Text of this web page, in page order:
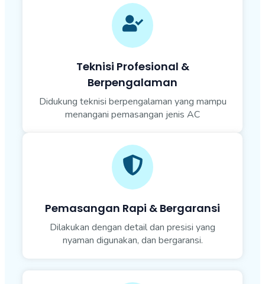
Teknisi Profesional &
Berpengalaman
Didukung teknisi berpengalaman yang mampu
menangani pemasangan jenis AC
Pemasangan Rapi & Bergaransi
Dilakukan dengan detail dan presisi yang
nyaman digunakan, dan bergaransi.